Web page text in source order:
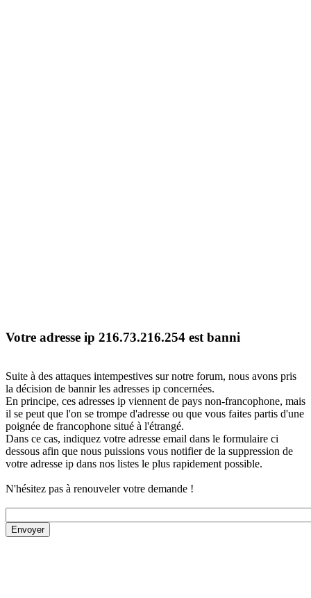
Votre adresse ip 216.73.216.254 est banni
Suite à des attaques intempestives sur notre forum, nous avons pris
la décision de bannir les adresses ip concernées.
En principe, ces adresses ip viennent de pays non-francophone, mais
il se peut que l'on se trompe d'adresse ou que vous faites partis d'une
poignée de francophone situé à l'étrangé.
Dans ce cas, indiquez votre adresse email dans le formulaire ci
dessous afin que nous puissions vous notifier de la suppression de
votre adresse ip dans nos listes le plus rapidement possible.
N'hésitez pas à renouveler votre demande !